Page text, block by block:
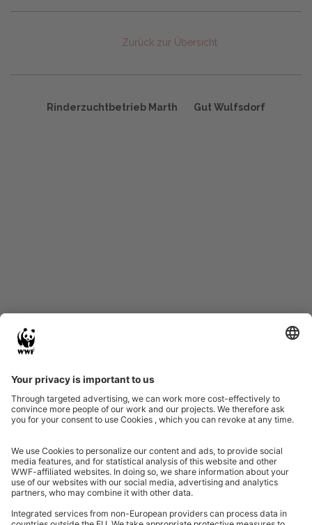
Zurück zur Übersicht
Gut Wulfsdorf
Rinderzuchtbetrieb Marth
Eine Initiative von
Partner & Auszeichnungen
Ein Projekt der Aktionsplattform von Unternehmen Biologische Vielfalt 2020